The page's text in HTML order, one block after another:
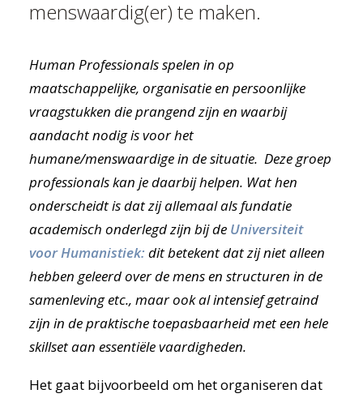
menswaardig(er) te maken.
Human Professionals spelen in op
maatschappelijke, organisatie en persoonlijke
vraagstukken die prangend zijn en waarbij
aandacht nodig is voor het
humane/menswaardige in de situatie. Deze groep
professionals kan jedaarbij helpen. Wat hen
onderscheidt is dat zij allemaal als fundatie
academisch onderlegd zijn bij de Universiteit
voor Humanistiek: dit betekent dat zij niet alleen
hebben geleerd over de mens en structuren in de
samenleving etc., maar ook al intensief getraind
zijn in de praktische toepasbaarheid met een hele
skillset aan essentiële vaardigheden.
Het gaat bijvoorbeeld om het organiseren dat